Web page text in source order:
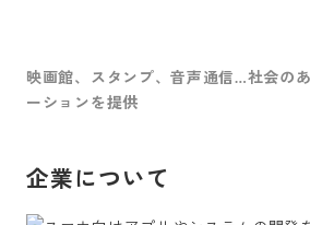
映画館、スタンプ、音声通信…社会の
ーションを提供
企業について